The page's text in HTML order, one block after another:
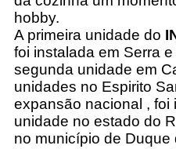
hobby.
A primeira unidade do
foi instalada em Serra
segunda unidade em
unidades no Espirito
expansão nacional , foi
unidade no estado do
no município de Duque